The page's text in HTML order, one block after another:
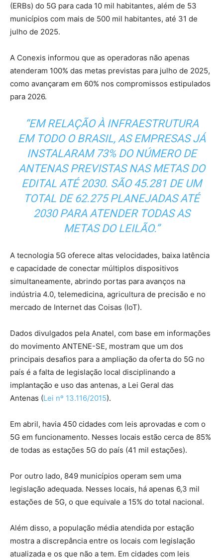
(ERBs) do 5G para cada 10 mil habitantes, além de 53
municípios com mais de 500 mil habitantes, até 31 de
julho de 2025.
A Conexis informou que as operadoras não apenas
atenderam 100% das metas previstas para julho de 2025,
como avançaram em 60% nos compromissos estipulados
para 2026.
“EM RELAÇÃO À INFRAESTRUTURA
EM TODO O BRASIL, AS EMPRESAS JÁ
INSTALARAM 73% DO NÚMERO DE
ANTENAS PREVISTAS NAS METAS DO
EDITAL ATÉ 2030. SÃO 45.281 DE UM
TOTAL DE 62.275 PLANEJADAS ATÉ
2030 PARA ATENDER TODAS AS
METAS DO LEILÃO.”
A tecnologia 5G oferece altas velocidades, baixa latência
e capacidade de conectar múltiplos dispositivos
simultaneamente, abrindo portas para avanços na
indústria 4.0, telemedicina, agricultura de precisão e no
mercado de Internet das Coisas (IoT).
Dados divulgados pela Anatel, com base em informações
do movimento ANTENE-SE, mostram que um dos
principais desafios para a ampliação da oferta do 5G no
país é a falta de legislação local disciplinando a
implantação e uso das antenas, a Lei Geral das
Antenas (Lei nº 13.116/2015).
Em abril, havia 450 cidades com leis aprovadas e com o
5G em funcionamento. Nesses locais estão cerca de 85%
de todas as estações 5G do país (41 mil estações).
Por outro lado, 849 municípios operam sem uma
legislação adequada. Nesses locais, há apenas 6,3 mil
estações de 5G, o que equivale a 15% do total nacional.
Além disso, a população média atendida por estação
mostra a discrepância entre os locais com legislação
atualizada e os que não a tem. Em cidades com leis